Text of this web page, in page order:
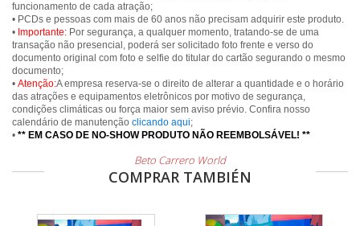
funcionamento de cada atração;
• PCDs e pessoas com mais de 60 anos não precisam adquirir este produto.
• Importante: Por segurança, a qualquer momento, tratando-se de uma
transação não presencial, poderá ser solicitado foto frente e verso do
documento original com foto e selfie do titular do cartão segurando o mesmo
documento;
• Atenção:A empresa reserva-se o direito de alterar a quantidade e o horário
das atrações e equipamentos eletrônicos por motivo de segurança,
condições climáticas ou força maior sem aviso prévio. Confira nosso
calendário de manutenção clicando aqui;
• ** EM CASO DE NO-SHOW PRODUTO NÃO REEMBOLSÁVEL! **
Beto Carrero World
COMPRAR TAMBIÉN